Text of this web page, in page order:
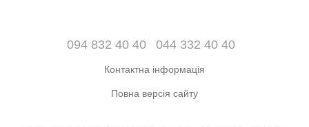
094 832 40 40 044 332 40 40
Контактна інформація
Повна версія сайту